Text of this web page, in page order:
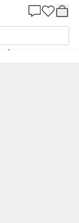
door NCS